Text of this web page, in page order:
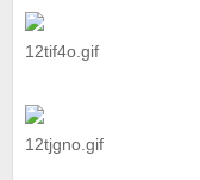
12tif4o.gif
12tjgno.gif